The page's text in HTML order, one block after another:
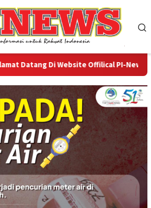
Datang Di Website Offilical PI-News